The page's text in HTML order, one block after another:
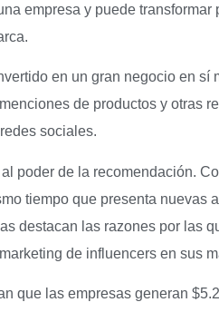
empresa y puede transformar
en un gran negocio en sí
de productos y otras
sociales.
poder de la recomendación.
tiempo que presenta nuevas
destacan las razones por las
de influencers en sus
que las empresas generan